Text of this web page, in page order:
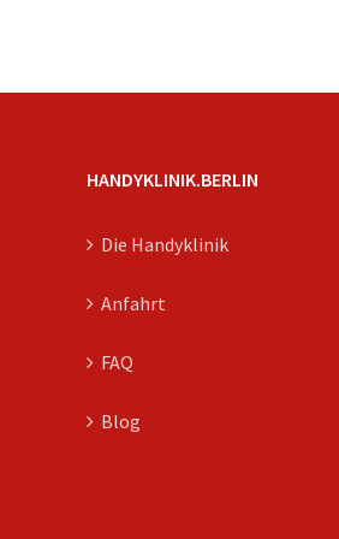
HANDYKLINIK.BERLIN
Die Handyklinik
Anfahrt
FAQ
Blog